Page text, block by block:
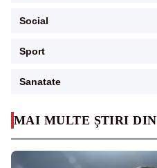
MAI MULTE ȘTIRI DIN
Social
Sport
Sanatate